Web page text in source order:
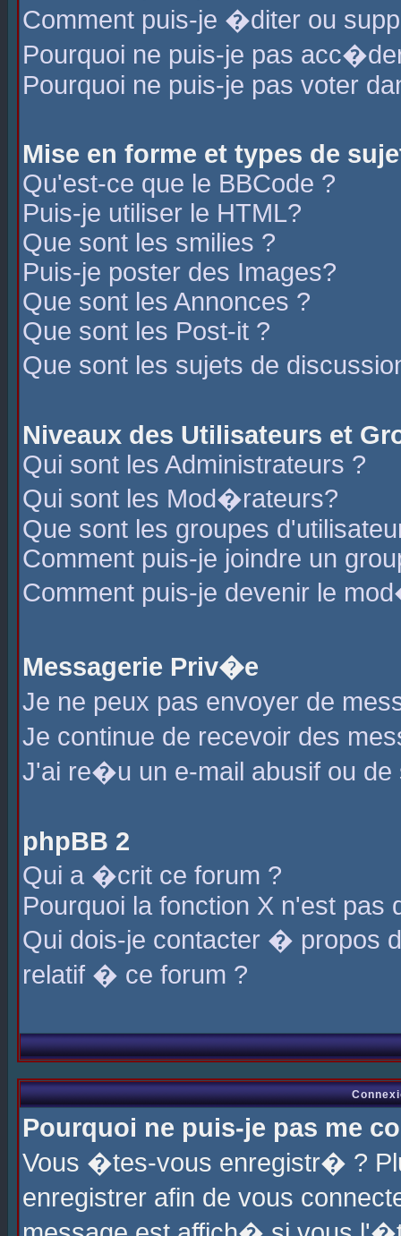
Comment puis-je �diter ou
Pourquoi ne puis-je pas
Pourquoi ne puis-je pas voter
Mise en forme et types de
Qu'est-ce que le BBCode ?
Puis-je utiliser le HTML?
Que sont les smilies ?
Puis-je poster des Images?
Que sont les Annonces ?
Que sont les Post-it ?
Que sont les sujets de
Niveaux des Utilisateurs et
Qui sont les Administrateurs ?
Qui sont les Mod�rateurs?
Que sont les groupes
Comment puis-je joindre un
Comment puis-je devenir le
Messagerie Priv�e
Je ne peux pas envoyer de
Je continue de recevoir des
J'ai re�u un e-mail abusif ou de
phpBB 2
Qui a �crit ce forum ?
Pourquoi la fonction X n'est pas
Qui dois-je contacter � propos
relatif � ce forum ?
Pourquoi ne puis-je pas me
Vous �tes-vous enregistr� ?
enregistrer afin de vous